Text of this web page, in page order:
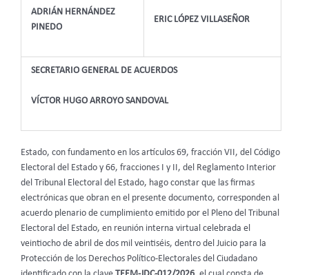
ADRIÁN HERNÁNDEZ
PINEDO
ERIC LÓPEZ VILLASEÑOR
SECRETARIO GENERAL DE ACUERDOS
VÍCTOR HUGO ARROYO SANDOVAL
Estado, con fundamento en los artículos 69, fracción VII, del Código
Electoral del Estado y 66, fracciones I y II, del Reglamento Interior
del Tribunal Electoral del Estado, hago constar que las firmas
electrónicas que obran en el presente documento, corresponden al
acuerdo plenario de cumplimiento emitido por el Pleno del Tribunal
Electoral del Estado, en reunión interna virtual celebrada el
veintiocho de abril de dos mil veintiséis, dentro del Juicio para la
Protección de los Derechos Político-Electorales del Ciudadano